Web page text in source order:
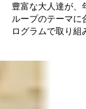
豊富な大人達が、
ループのテーマに
ログラムで取り組